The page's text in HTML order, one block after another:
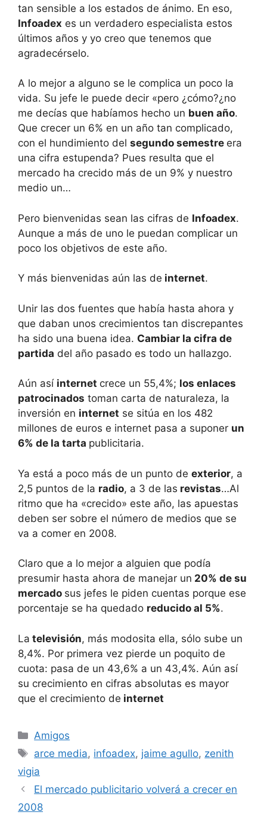
tan sensible a los estados de ánimo. En eso,
Infoadex es un verdadero especialista estos
últimos años y yo creo que tenemos que
agradecérselo.
A lo mejor a alguno se le complica un poco la
vida. Su jefe le puede decir «pero ¿cómo?¿no
me decías que habíamos hecho un buen año.
Que crecer un 6% en un año tan complicado,
con el hundimiento del segundo semestre era
una cifra estupenda? Pues resulta que el
mercado ha crecido más de un 9% y nuestro
medio un…
Pero bienvenidas sean las cifras de Infoadex.
Aunque a más de uno le puedan complicar un
poco los objetivos de este año.
Y más bienvenidas aún las de internet.
Unir las dos fuentes que había hasta ahora y
que daban unos crecimientos tan discrepantes
ha sido una buena idea. Cambiar la cifra de
partida del año pasado es todo un hallazgo.
Aún así internet crece un 55,4%; los enlaces
patrocinados toman carta de naturaleza, la
inversión en internet se sitúa en los 482
millones de euros e internet pasa a suponer un
6% de la tarta publicitaria.
Ya está a poco más de un punto de exterior, a
2,5 puntos de la radio, a 3 de las revistas…Al
ritmo que ha «crecido» este año, las apuestas
deben ser sobre el número de medios que se
va a comer en 2008.
Claro que a lo mejor a alguien que podía
presumir hasta ahora de manejar un 20% de su
mercado sus jefes le piden cuentas porque ese
porcentaje se ha quedado reducido al 5%.
La televisión, más modosita ella, sólo sube un
8,4%. Por primera vez pierde un poquito de
cuota: pasa de un 43,6% a un 43,4%. Aún así
su crecimiento en cifras absolutas es mayor
que el crecimiento de internet
Categorías
Amigos
Etiquetas
arce media, infoadex, jaime agullo, zenith
vigia
El mercado publicitario volverá a crecer en
2008